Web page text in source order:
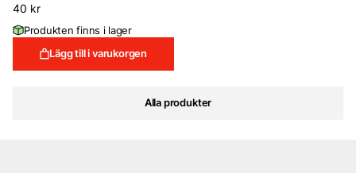
Alla produkter
40 kr
Produkten finns i lager
Lägg till i varukorgen